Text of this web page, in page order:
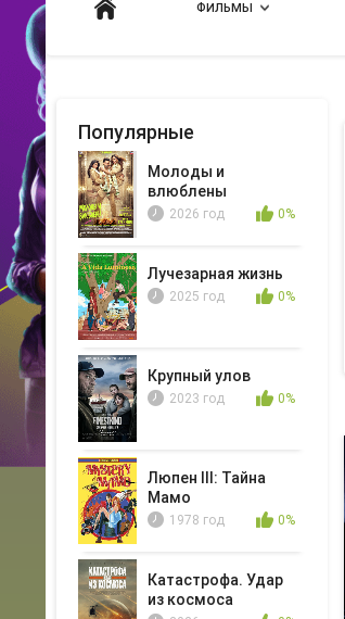
ФИЛЬМЫ
Популярные
Молоды и
влюблены
2026 год 0%
Лучезарная жизнь
2025 год 0%
Крупный улов
2023 год 0%
Люпен III: Тайна
Мамо
1978 год 0%
Катастрофа. Удар
из космоса